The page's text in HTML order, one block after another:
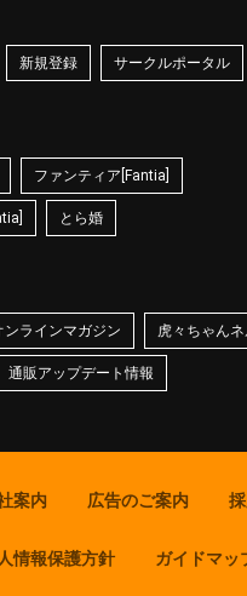
新規登録 サークルポータル
ファンティア[Fantia]
とら婚
ンラインマガジン 虎々ちゃん
通販アップデート情報
案内 広告のご案内
情報保護方針 ガイドマッ